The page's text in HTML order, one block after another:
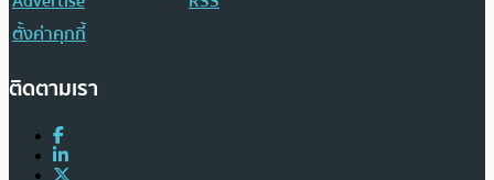
ตั้งค่าคุกกี้
ติดตามเรา